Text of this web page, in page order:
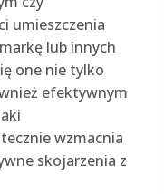
umieszczenia
lub innych
one nie tylko
efektywnym
wzmacnia
skojarzenia z